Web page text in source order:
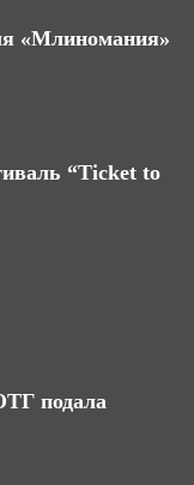
«Млиномания»
“Ticket to
подала